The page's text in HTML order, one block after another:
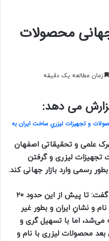
جهانی محصولات
زمان مطالعه یک دقیقه
می دهد:
و تجهیزات لیزریِ ساخت ایران به
علمی و تحقیقاتی اصفهان
لیزری و گرفتن
رسمی وارد بازار جهانی کند.
مدیرعامل این شرکت دانش بنیان گفت: تا پیش از این حدود ۲۰
و نشانِ ایران و بطور غیر
اما با تسهیل گری و
بعد محصولات لیزری با نام و